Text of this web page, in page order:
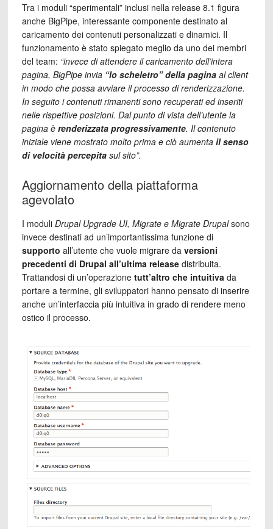
Tra i moduli “sperimentali” inclusi nella release 8.1 figura
anche BigPipe, interessante componente destinato al
caricamento dei contenuti personalizzati e dinamici. Il
funzionamento è stato spiegato meglio da uno dei membri
del team: “invece di attendere il caricamento dell’intera
pagina, BigPipe invia “lo scheletro” della paginaal client
in modo che possa avviare il processo di renderizzazione.
In seguito i contenuti rimanenti sono recuperati ed inseriti
nelle rispettive posizioni. Dal punto di vista dell’utente la
pagina è renderizzata progressivamente. Il contenuto
iniziale viene mostrato molto prima e ciò aumenta il senso
di velocità percepitasul sito”.
Aggiornamento della piattaforma
agevolato
I moduli Drupal Upgrade UI, Migrate e Migrate Drupalsono
invece destinati ad un’importantissima funzione di
supporto all’utente che vuole migrare da versioni
precedenti di Drupal all’ultima releasedistribuita.
Trattandosi di un’operazione tutt’altro che intuitiva da
portare a termine, gli sviluppatori hanno pensato di inserire
anche un’interfaccia più intuitiva in grado di rendere meno
ostico il processo.